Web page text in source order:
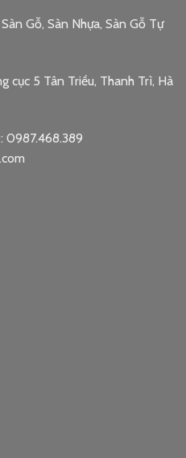
Gỗ, Sàn Nhựa, Sàn Gỗ Tự
cục 5 Tân Triều, Thanh Trì, Hà
0987.468.389